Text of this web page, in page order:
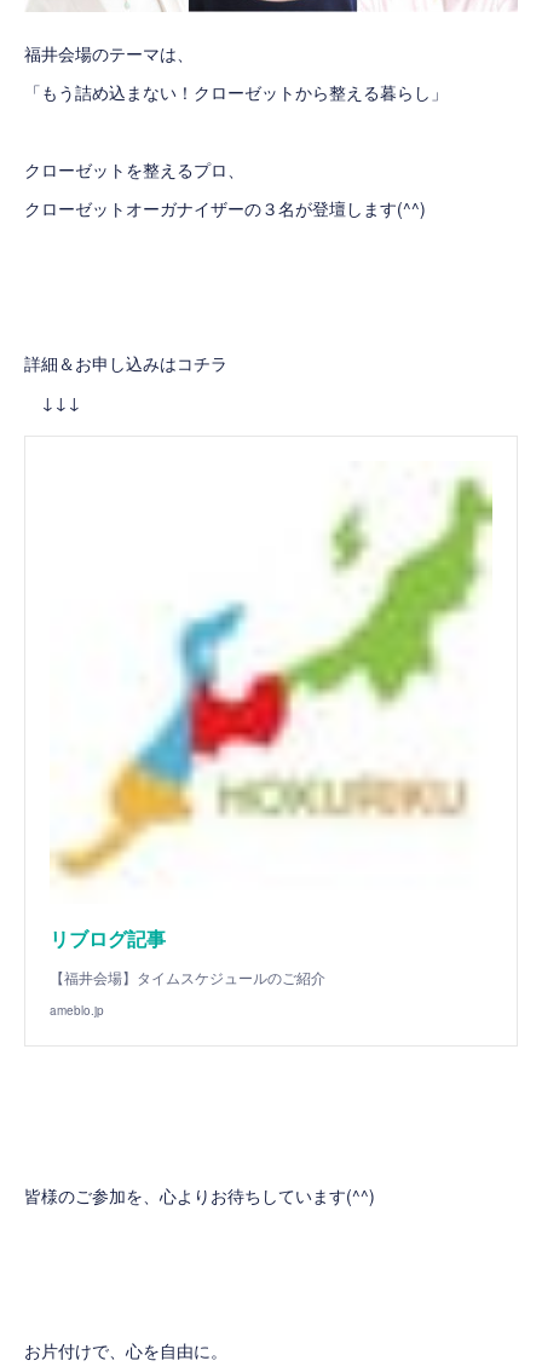
福井会場のテーマは、
「もう詰め込まない！クローゼットから整える暮らし」
クローゼットを整えるプロ、
クローゼットオーガナイザーの３名が登壇します(^^)
詳細＆お申し込みはコチラ
↓↓↓
リブログ記事
【福井会場】タイムスケジュールのご紹介
ameblo.jp
皆様のご参加を、心よりお待ちしています(^^)
お片付けで、心を自由に。